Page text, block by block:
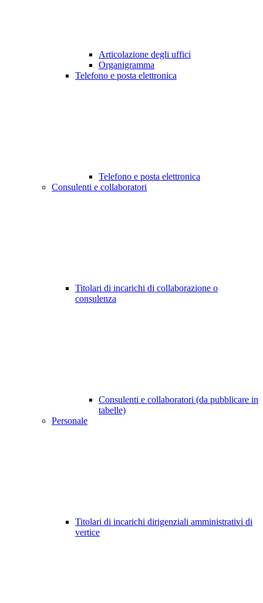
Articolazione degli uffici
Organigramma
Telefono e posta elettronica
Telefono e posta elettronica
Consulenti e collaboratori
Titolari di incarichi di collaborazione o
consulenza
Consulenti e collaboratori (da pubblicare in
tabelle)
Personale
Titolari di incarichi dirigenziali amministrativi di
vertice